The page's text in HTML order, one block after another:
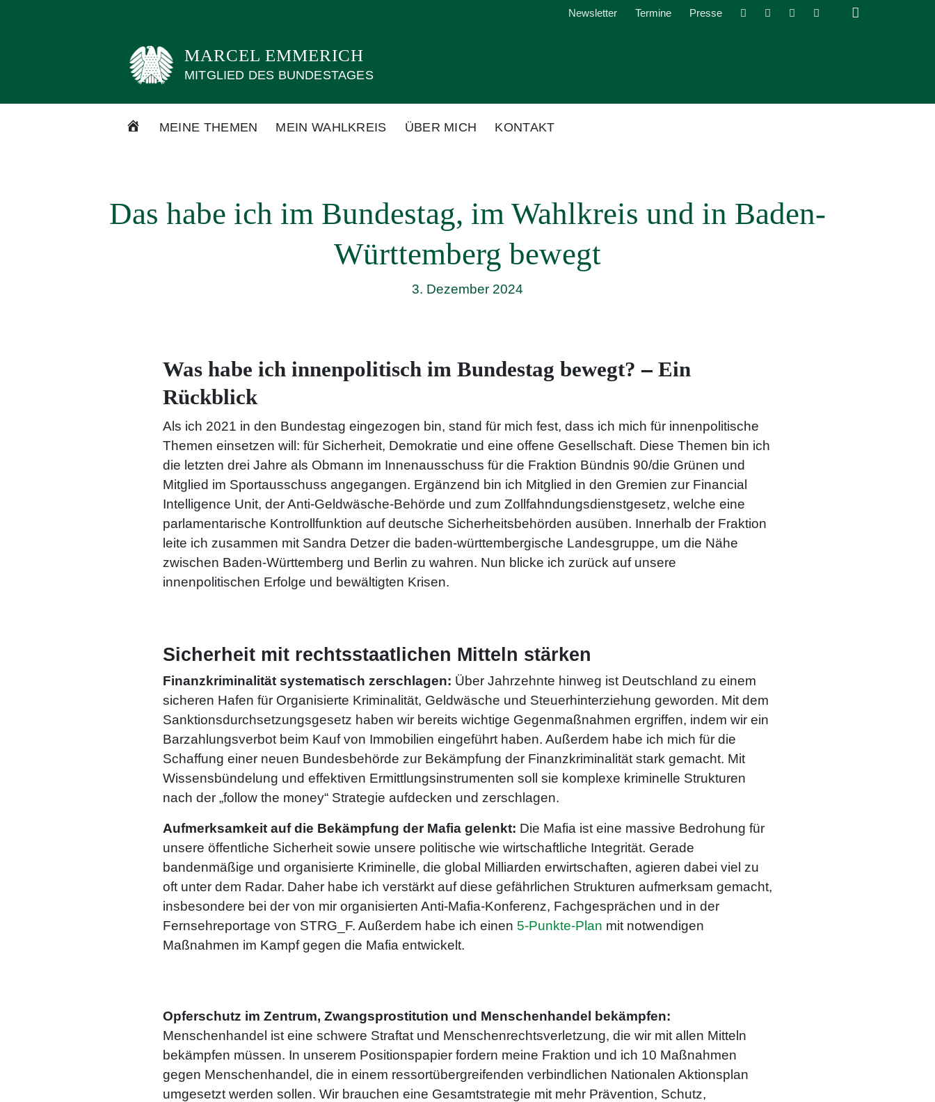
Newsletter Termine Presse
MARCEL EMMERICH
MITGLIED DES BUNDESTAGES
STARTSEITE
MEINE THEMEN MEIN WAHLKREIS ÜBER MICH KONTAKT
Das habe ich im Bundestag, im Wahlkreis und in Baden-
Württemberg bewegt
3. Dezember 2024
Was habe ich innenpolitisch im Bundestag bewegt?– Ein
Rückblick
Als ich 2021 in den Bundestag eingezogen bin, stand für mich fest, dass ich mich für innenpolitische
Themen einsetzen will: für Sicherheit, Demokratie und eine offene Gesellschaft. Diese Themen bin ich
die letzten drei Jahre als Obmann im Innenausschuss für die Fraktion Bündnis 90/die Grünen und
Mitglied im Sportausschuss angegangen. Ergänzend bin ich Mitglied in den Gremien zur Financial
Intelligence Unit, der Anti-Geldwäsche-Behörde und zum Zollfahndungsdienstgesetz, welche eine
parlamentarische Kontrollfunktion auf deutsche Sicherheitsbehörden ausüben. Innerhalb der Fraktion
leite ich zusammen mit Sandra Detzer die baden-württembergische Landesgruppe, um die Nähe
zwischen Baden-Württemberg und Berlin zu wahren. Nun blicke ich zurück auf unsere
innenpolitischen Erfolge und bewältigten Krisen.
Sicherheit mit rechtsstaatlichen Mitteln stärken
Finanzkriminalität systematisch zerschlagen: Über Jahrzehnte hinweg ist Deutschland zu einem
sicheren Hafen für Organisierte Kriminalität, Geldwäsche und Steuerhinterziehung geworden. Mit dem
Sanktionsdurchsetzungsgesetz haben wir bereits wichtige Gegenmaßnahmen ergriffen, indem wir ein
Barzahlungsverbot beim Kauf von Immobilien eingeführt haben. Außerdem habe ich mich für die
Schaffung einer neuen Bundesbehörde zur Bekämpfung der Finanzkriminalität stark gemacht. Mit
Wissensbündelung und effektiven Ermittlungsinstrumenten soll sie komplexe kriminelle Strukturen
nach der „follow the money“ Strategie aufdecken und zerschlagen.
Aufmerksamkeit auf die Bekämpfung der Mafia gelenkt: Die Mafia ist eine massive Bedrohung für
unsere öffentliche Sicherheit sowie unsere politische wie wirtschaftliche Integrität. Gerade
bandenmäßige und organisierte Kriminelle, die global Milliarden erwirtschaften, agieren dabei viel zu
oft unter dem Radar. Daher habe ich verstärkt auf diese gefährlichen Strukturen aufmerksam gemacht,
insbesondere bei der von mir organisierten Anti-Mafia-Konferenz, Fachgesprächen und in der
Fernsehreportage von STRG_F. Außerdem habe ich einen 5-Punkte-Plan mit notwendigen
Maßnahmen im Kampf gegen die Mafia entwickelt.
Opferschutz im Zentrum, Zwangsprostitution und Menschenhandel bekämpfen:
Menschenhandel ist eine schwere Straftat und Menschenrechtsverletzung, die wir mit allen Mitteln
bekämpfen müssen. In unserem Positionspapier fordern meine Fraktion und ich 10 Maßnahmen
gegen Menschenhandel, die in einem ressortübergreifenden verbindlichen Nationalen Aktionsplan
umgesetzt werden sollen. Wir brauchen eine Gesamtstrategie mit mehr Prävention, Schutz,